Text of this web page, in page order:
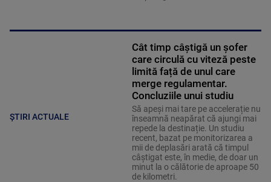
ȘTIRI ACTUALE
Cât timp câștigă un șofer
care circulă cu viteză peste
limită față de unul care
merge regulamentar.
Concluziile unui studiu
Să apeși mai tare pe accelerație nu
înseamnă neapărat că ajungi mai
repede la destinație. Un studiu
recent, bazat pe monitorizarea a
mii de deplasări arată că timpul
câștigat este, în medie, de doar un
minut la o călătorie de aproape 50
de kilometri.